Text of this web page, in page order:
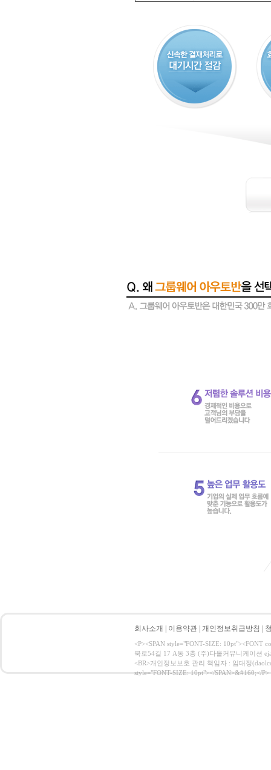
회사소개 이용약관 개인정보취급방침
<P><SPAN style="FONT-SIZE:
북로54길 17 A동 3층 (주)다올커뮤니케이션
<BR>개인정보보호 관리 책임자 : 임대정
style="FONT-SIZE: 10pt"></SPAN>&#160;</P>